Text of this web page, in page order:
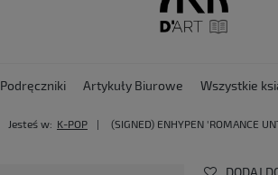
Podręczniki Artykuły Biurowe Wszystkie
Jesteś w: K-POP (SIGNED) ENHYPEN 'ROMANCE
DODAJ